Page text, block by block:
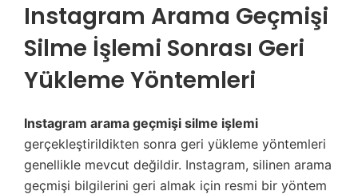
Instagram Arama Geçmişi
Silme İşlemi Sonrası Geri
Yükleme Yöntemleri
Instagram arama geçmişi silme işlemi
gerçekleştirildikten sonra geri yükleme yöntemleri
genellikle mevcut değildir. Instagram, silinen arama
geçmişi bilgilerini geri almak için resmi bir yöntem